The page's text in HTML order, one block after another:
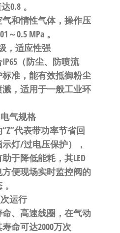
0.8 。
和惰性气体，操作压
～0.5 MPa 。
，适应性强
IP65（防尘、防喷流
标准，能有效抵御粉尘
，适用于一般工业环
气规格
Z”代表带功率节省回
灯/过电压保护）
，
于降低能耗，其LED
便现场实时监控阀的
。
运行
、高速线圈，在气动
命可达2000万次